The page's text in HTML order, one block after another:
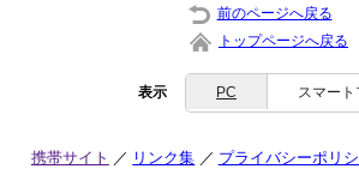
前のページへ戻る
トップページへ戻る
表示 PC スマート
携帯サイト リンク集 プライバシーポリ